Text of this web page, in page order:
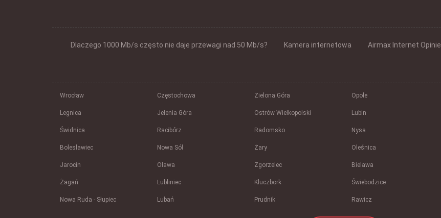
Dlaczego 1000 Mb/s często nie daje przewagi nad 50 Mb/s? Kamera internetowa Airmax Internet Opinie
Wrocław Częstochowa Zielona Góra Opole
Legnica Jelenia Góra Ostrów Wielkopolski Lubin
Świdnica Racibórz Radomsko Nysa
Bolesławiec Nowa Sól Żary Oleśnica
Jarocin Oława Zgorzelec Bielawa
Żagań Lubliniec Kluczbork Świebodzice
Nowa Ruda - Słupiec Lubań Prudnik Rawicz